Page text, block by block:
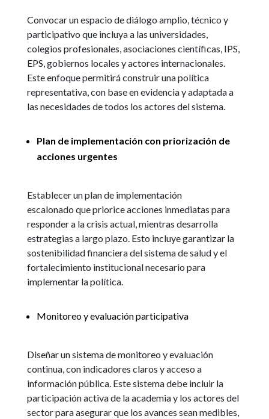
Convocar un espacio de diálogo amplio, técnico y
participativo que incluya a las universidades,
colegios profesionales, asociaciones científicas, IPS,
EPS, gobiernos locales y actores internacionales.
Este enfoque permitirá construir una política
representativa, con base en evidencia y adaptada a
las necesidades de todos los actores del sistema.
Plan de implementación con priorización de
acciones urgentes
Establecer un plan de implementación
escalonado que priorice acciones inmediatas para
responder a la crisis actual, mientras desarrolla
estrategias a largo plazo. Esto incluye garantizar la
sostenibilidad financiera del sistema de salud y el
fortalecimiento institucional necesario para
implementar la política.
Monitoreo y evaluación participativa
Diseñar un sistema de monitoreo y evaluación
continua, con indicadores claros y acceso a
información pública. Este sistema debe incluir la
participación activa de la academia y los actores del
sector para asegurar que los avances sean medibles,